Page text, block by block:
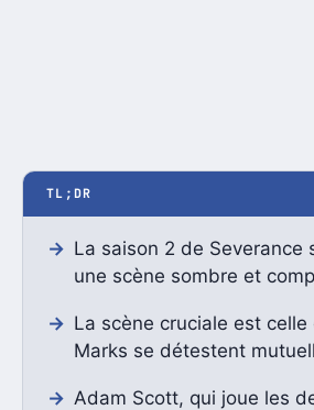
TL;DR
La saison 2 de Severance
une scène sombre et
La scène cruciale est celle
Marks se détestent
Adam Scott, qui joue les